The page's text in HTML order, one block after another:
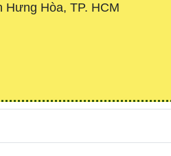
Hòa, TP. HCM